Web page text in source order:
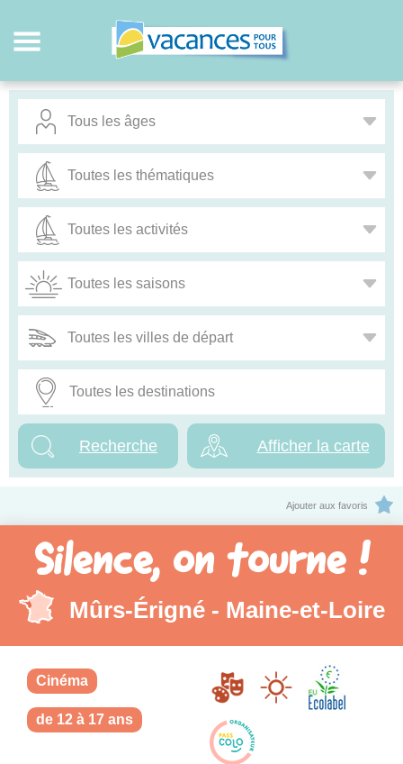
Afficher la carte
Ajouter aux favoris
Silence, on tourne !
Mûrs-Érigné - Maine-et-Loire
Cinéma
de 12 à 17 ans